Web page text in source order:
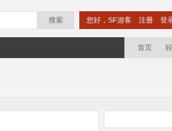
搜索 您好，SF游客 注册 登
首页